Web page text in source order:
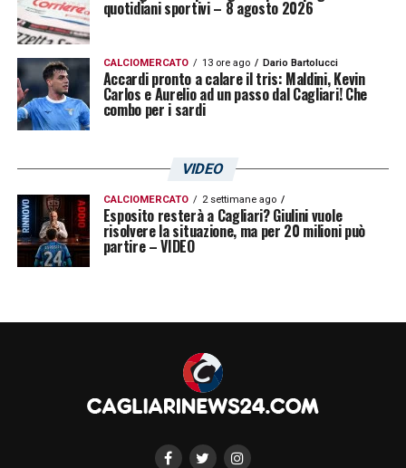
quotidiani sportivi – 8 agosto 2026
CALCIOMERCATO 13 ore ago Dario Bartolucci
Accardi pronto a calare il tris: Maldini, Kevin
Carlos e Aurelio ad un passo dal Cagliari! Che
combo per i sardi
VIDEO
CALCIOMERCATO 2 settimane ago
Esposito resterà a Cagliari? Giulini vuole
risolvere la situazione, ma per 20 milioni può
partire – VIDEO